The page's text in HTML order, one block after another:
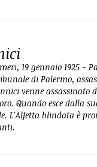
19 gennaio 1925 -
di Palermo,
venne assassinato
Quando esce dalla
L'Alfetta blindata è